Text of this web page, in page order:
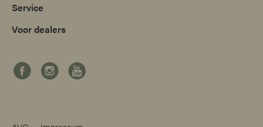
Service
Voor dealers